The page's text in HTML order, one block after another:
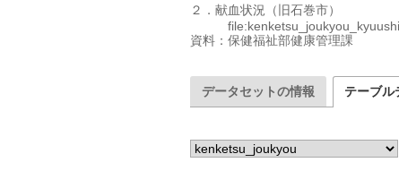
２．献血状況（旧石巻市）
データセットの情報 テーブル